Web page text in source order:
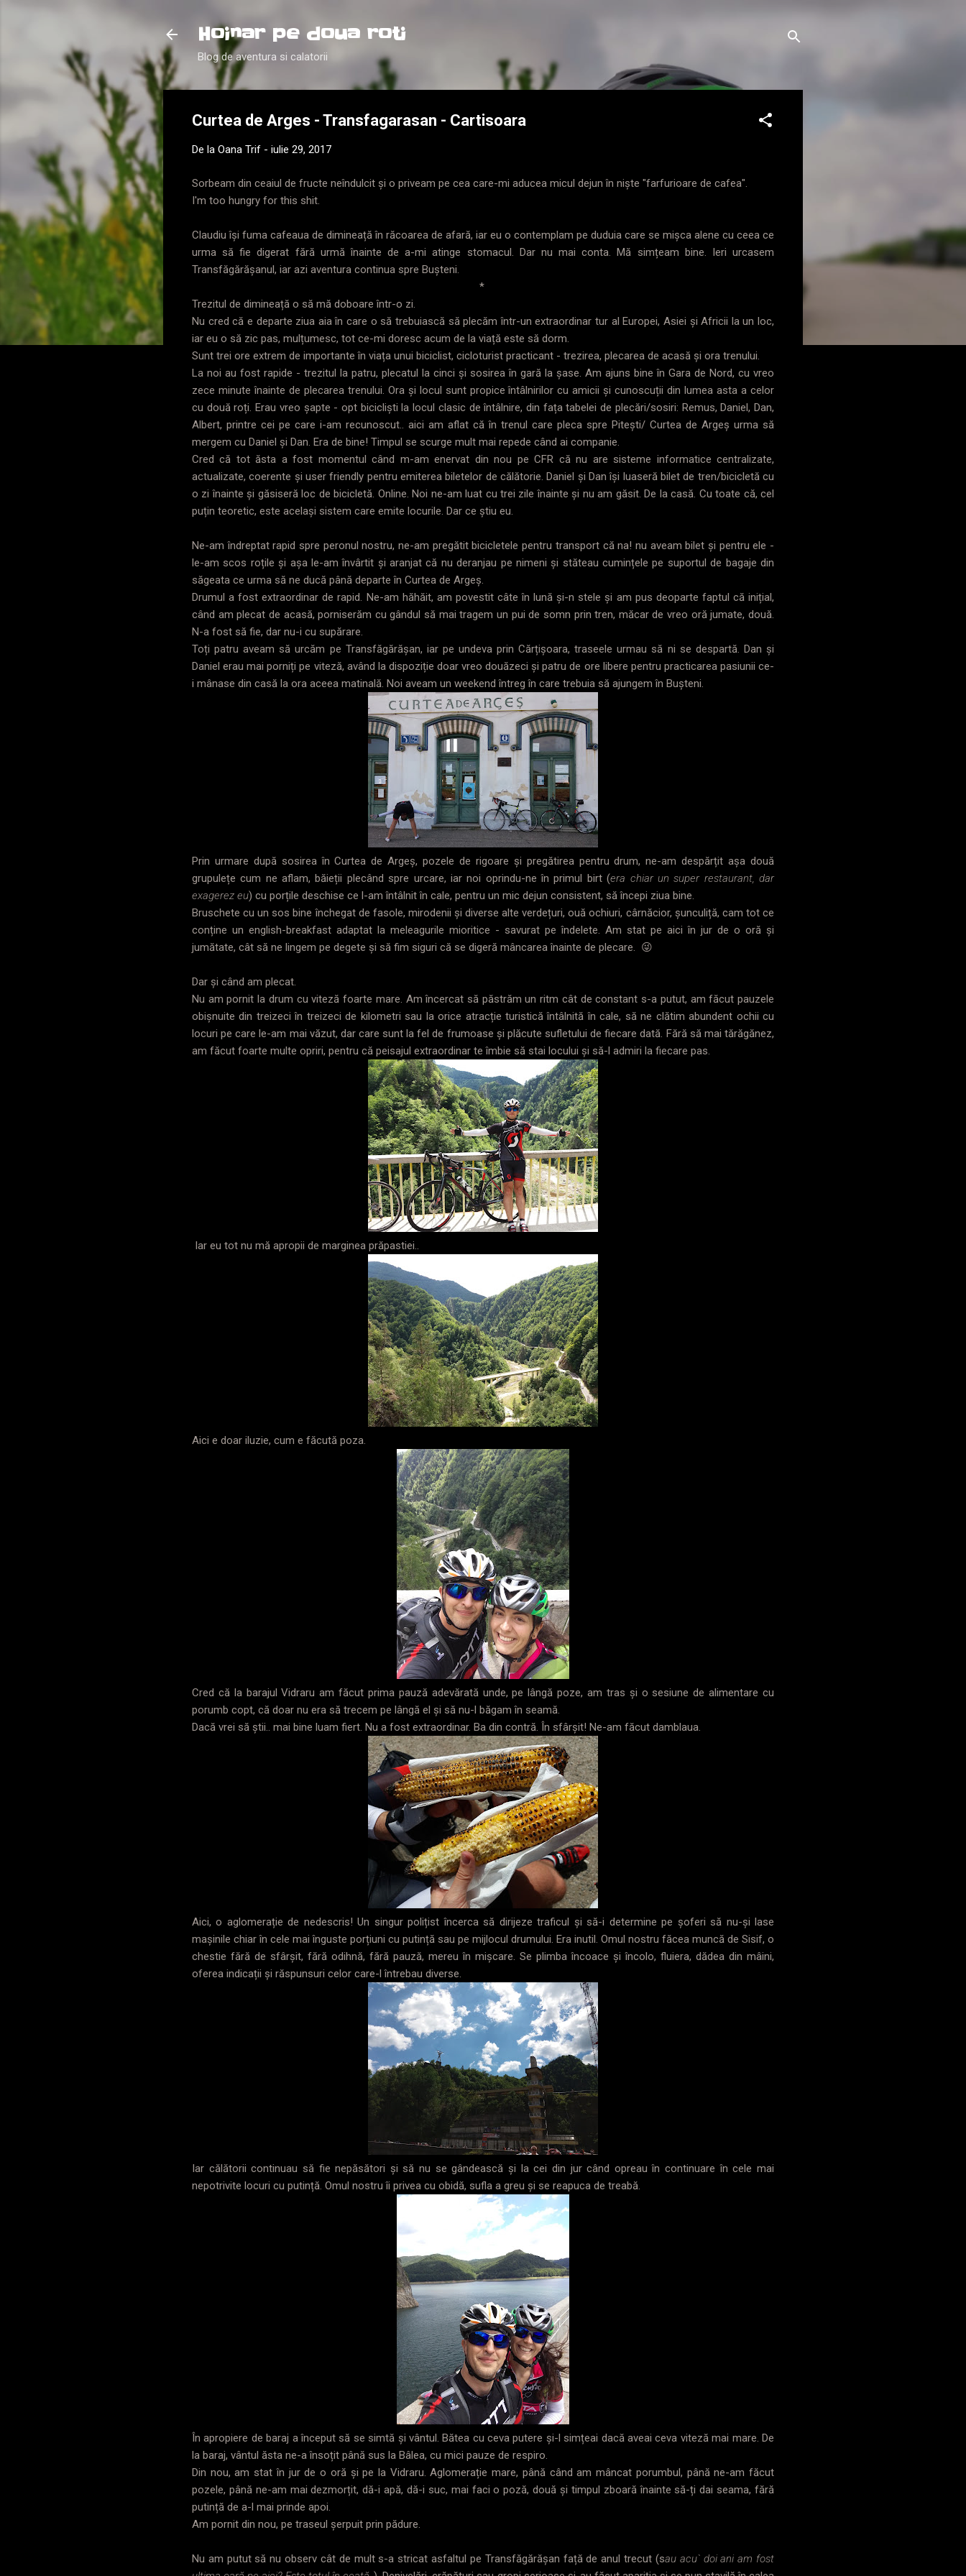
Hoinar pe doua roti
Blog de aventura si calatorii
Curtea de Arges - Transfagarasan - Cartisoara
De la Oana Trif - iulie 29, 2017
Sorbeam din ceaiul de fructe neîndulcit și o priveam pe cea care-mi aducea micul dejun în niște "farfurioare de cafea".
I'm too hungry for this shit.
Claudiu își fuma cafeaua de dimineață în răcoarea de afară, iar eu o contemplam pe duduia care se mișca alene cu ceea ce
urma să fie digerat fără urmă înainte de a-mi atinge stomacul. Dar nu mai conta. Mă simțeam bine. Ieri urcasem
Transfăgărășanul, iar azi aventura continua spre Bușteni.
*
Trezitul de dimineață o să mă doboare într-o zi.
Nu cred că e departe ziua aia în care o să trebuiască să plecăm într-un extraordinar tur al Europei, Asiei și Africii la un loc,
iar eu o să zic pas, mulțumesc, tot ce-mi doresc acum de la viață este să dorm.
Sunt trei ore extrem de importante în viața unui biciclist, cicloturist practicant - trezirea, plecarea de acasă și ora trenului.
La noi au fost rapide - trezitul la patru, plecatul la cinci și sosirea în gară la șase. Am ajuns bine în Gara de Nord, cu vreo
zece minute înainte de plecarea trenului. Ora și locul sunt propice întâlnirilor cu amicii și cunoscuții din lumea asta a celor
cu două roți. Erau vreo șapte - opt bicicliști la locul clasic de întâlnire, din fața tabelei de plecări/sosiri: Remus, Daniel, Dan,
Albert, printre cei pe care i-am recunoscut.. aici am aflat că în trenul care pleca spre Pitești/ Curtea de Argeș urma să
mergem cu Daniel și Dan. Era de bine! Timpul se scurge mult mai repede când ai companie.
Cred că tot ăsta a fost momentul când m-am enervat din nou pe CFR că nu are sisteme informatice centralizate,
actualizate, coerente și user friendly pentru emiterea biletelor de călătorie. Daniel și Dan își luaseră bilet de tren/bicicletă cu
o zi înainte și găsiseră loc de bicicletă. Online. Noi ne-am luat cu trei zile înainte și nu am găsit. De la casă. Cu toate că, cel
puțin teoretic, este același sistem care emite locurile. Dar ce știu eu.
Ne-am îndreptat rapid spre peronul nostru, ne-am pregătit bicicletele pentru transport că na! nu aveam bilet și pentru ele -
le-am scos roțile și așa le-am învârtit și aranjat că nu deranjau pe nimeni și stăteau cumințele pe suportul de bagaje din
săgeata ce urma să ne ducă până departe în Curtea de Argeș.
Drumul a fost extraordinar de rapid. Ne-am hăhăit, am povestit câte în lună și-n stele și am pus deoparte faptul că inițial,
când am plecat de acasă, porniserăm cu gândul să mai tragem un pui de somn prin tren, măcar de vreo oră jumate, două.
N-a fost să fie, dar nu-i cu supărare.
Toți patru aveam să urcăm pe Transfăgărășan, iar pe undeva prin Cărțișoara, traseele urmau să ni se despartă. Dan și
Daniel erau mai porniți pe viteză, având la dispoziție doar vreo douăzeci și patru de ore libere pentru practicarea pasiunii ce-
i mânase din casă la ora aceea matinală. Noi aveam un weekend întreg în care trebuia să ajungem în Bușteni.
Prin urmare după sosirea în Curtea de Argeș, pozele de rigoare și pregătirea pentru drum, ne-am despărțit așa două
grupulețe cum ne aflam, băieții plecând spre urcare, iar noi oprindu-ne în primul birt (era chiar un super restaurant, dar
exagerez eu) cu porțile deschise ce l-am întâlnit în cale, pentru un mic dejun consistent, să începi ziua bine.
Bruschete cu un sos bine închegat de fasole, mirodenii și diverse alte verdețuri, ouă ochiuri, cârnăcior, șunculiță, cam tot ce
conține un english-breakfast adaptat la meleagurile mioritice - savurat pe îndelete. Am stat pe aici în jur de o oră și
jumătate, cât să ne lingem pe degete și să fim siguri că se digeră mâncarea înainte de plecare. 😜
Dar și când am plecat.
Nu am pornit la drum cu viteză foarte mare. Am încercat să păstrăm un ritm cât de constant s-a putut, am făcut pauzele
obișnuite din treizeci în treizeci de kilometri sau la orice atracție turistică întâlnită în cale, să ne clătim abundent ochii cu
locuri pe care le-am mai văzut, dar care sunt la fel de frumoase și plăcute sufletului de fiecare dată. Fără să mai tărăgănez,
am făcut foarte multe opriri, pentru că peisajul extraordinar te îmbie să stai locului și să-l admiri la fiecare pas.
Iar eu tot nu mă apropii de marginea prăpastiei..
Aici e doar iluzie, cum e făcută poza.
Cred că la barajul Vidraru am făcut prima pauză adevărată unde, pe lângă poze, am tras și o sesiune de alimentare cu
porumb copt, că doar nu era să trecem pe lângă el și să nu-l băgam în seamă.
Dacă vrei să știi.. mai bine luam fiert. Nu a fost extraordinar. Ba din contră. În sfârșit! Ne-am făcut damblaua.
Aici, o aglomerație de nedescris! Un singur polițist încerca să dirijeze traficul și să-i determine pe șoferi să nu-și lase
mașinile chiar în cele mai înguste porțiuni cu putință sau pe mijlocul drumului. Era inutil. Omul nostru făcea muncă de Sisif, o
chestie fără de sfârșit, fără odihnă, fără pauză, mereu în mișcare. Se plimba încoace și încolo, fluiera, dădea din mâini,
oferea indicații și răspunsuri celor care-l întrebau diverse.
Iar călătorii continuau să fie nepăsători și să nu se gândească și la cei din jur când opreau în continuare în cele mai
nepotrivite locuri cu putință. Omul nostru îi privea cu obidă, sufla a greu și se reapuca de treabă.
În apropiere de baraj a început să se simtă și vântul. Bătea cu ceva putere și-l simțeai dacă aveai ceva viteză mai mare. De
la baraj, vântul ăsta ne-a însoțit până sus la Bâlea, cu mici pauze de respiro.
Din nou, am stat în jur de o oră și pe la Vidraru. Aglomerație mare, până când am mâncat porumbul, până ne-am făcut
pozele, până ne-am mai dezmorțit, dă-i apă, dă-i suc, mai faci o poză, două și timpul zboară înainte să-ți dai seama, fără
putință de a-l mai prinde apoi.
Am pornit din nou, pe traseul șerpuit prin pădure.
Nu am putut să nu observ cât de mult s-a stricat asfaltul pe Transfăgărășan față de anul trecut (sau acu` doi ani am fost